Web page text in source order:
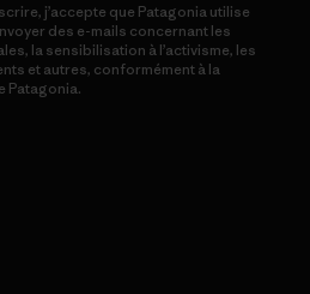
j’accepte que Patagonia utilise
des e-mails concernant les
la sensibilisation à l’activisme, les
et autres, conformément à la
Patagonia.